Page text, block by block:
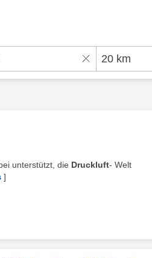
unterstützt, die Druckluft- Welt
]